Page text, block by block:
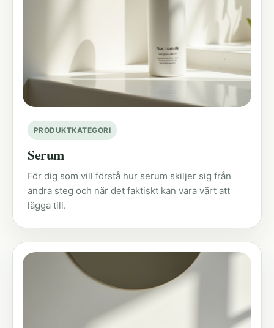
PRODUKTKATEGORI
Serum
För dig som vill förstå hur serum skiljer sig från
andra steg och när det faktiskt kan vara värt att
lägga till.